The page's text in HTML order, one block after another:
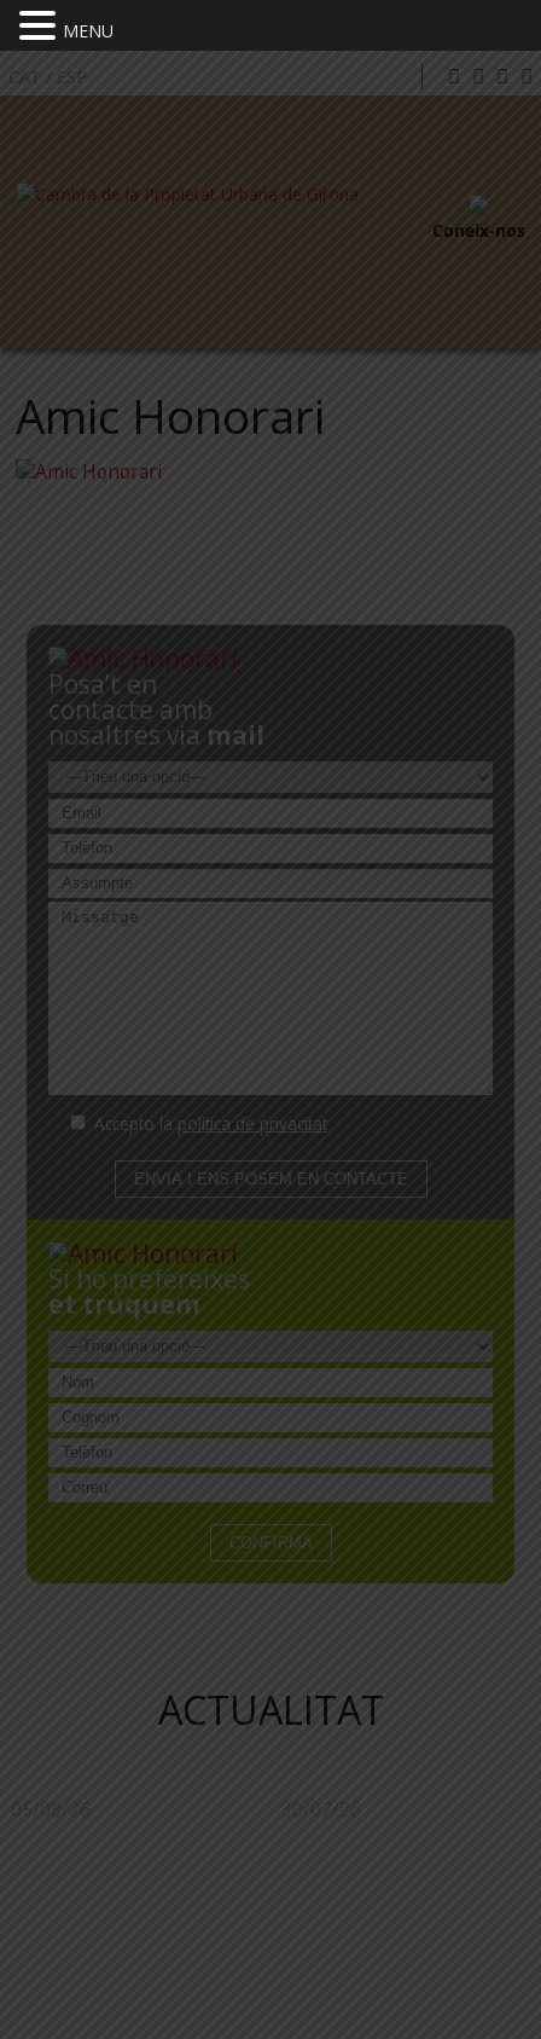
CAT / ESP
Coneix-nos
Amic Honorari
Posa’t en
contacte amb
nosaltres via mail
Accepto la política de privacitat
Si ho prefereixes
et truquem
ACTUALITAT
05/08/26 30/07/26
MENU